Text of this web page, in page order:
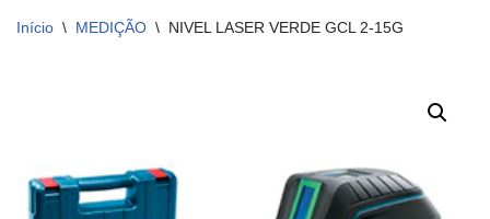
Início \ MEDIÇÃO \ NIVEL LASER VERDE GCL 2-15G